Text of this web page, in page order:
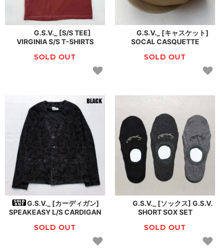
G.S.V._ [S/S TEE]
VIRGINIA S/S T-SHIRTS
SOLD OUT
G.S.V._ [キャスケット]
SOCAL CASQUETTE
SOLD OUT
G.S.V._ [カーディガン]
SPEAKEASY L/S CARDIGAN
SOLD OUT
G.S.V._ [ソックス] G.S.V.
SHORT SOX SET
SOLD OUT